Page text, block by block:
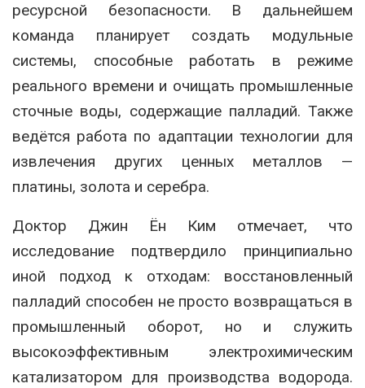
ресурсной безопасности. В дальнейшем
команда планирует создать модульные
системы, способные работать в режиме
реального времени и очищать промышленные
сточные воды, содержащие палладий. Также
ведётся работа по адаптации технологии для
извлечения других ценных металлов —
платины, золота и серебра.
Доктор Джин Ён Ким отмечает, что
исследование подтвердило принципиально
иной подход к отходам: восстановленный
палладий способен не просто возвращаться в
промышленный оборот, но и служить
высокоэффективным электрохимическим
катализатором для производства водорода.